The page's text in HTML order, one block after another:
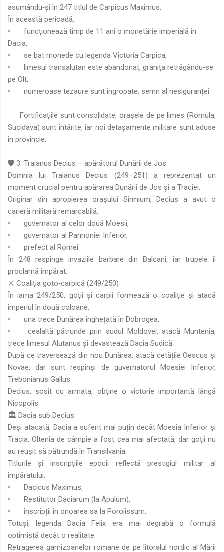
asumându‑și în 247 titlul de Carpicus Maximus.
În această perioadă:
•
funcționează timp de 11 ani o monetărie imperială în
Dacia,
•
se bat monede cu legenda Victoria Carpica,
•
limesul transalutan este abandonat, granița retrăgându‑se
pe Olt,
•
numeroase tezaure sunt îngropate, semn al nesiguranței.
Fortificațiile sunt consolidate, orașele de pe limes (Romula,
Sucidava) sunt întărite, iar noi detașamente militare sunt aduse
în provincie.
🛡️ 3. Traianus Decius – apărătorul Dunării de Jos
Domnia lui Traianus Decius (249–251) a reprezentat un
moment crucial pentru apărarea Dunării de Jos și a Traciei.
Originar din apropierea orașului Sirmium, Decius a avut o
carieră militară remarcabilă:
•
guvernator al celor două Moesii,
•
guvernator al Pannoniei Inferior,
•
prefect al Romei.
În 248 respinge invaziile barbare din Balcani, iar trupele îl
proclamă împărat.
⚔️ Coaliția goto‑carpică (249/250)
În iarna 249/250, goții și carpii formează o coaliție și atacă
imperiul în două coloane:
•
una trece Dunărea înghețată în Dobrogea,
•
cealaltă pătrunde prin sudul Moldovei, atacă Muntenia,
trece limesul Alutanus și devastează Dacia Sudică.
După ce traversează din nou Dunărea, atacă cetățile Oescus și
Novae, dar sunt respinși de guvernatorul Moesiei Inferior,
Trebonianus Gallus.
Decius, sosit cu armata, obține o victorie importantă lângă
Nicopolis.
🏛️ Dacia sub Decius
Deși atacată, Dacia a suferit mai puțin decât Moesia Inferior și
Tracia. Oltenia de câmpie a fost cea mai afectată, dar goții nu
au reușit să pătrundă în Transilvania.
Titlurile și inscripțiile epocii reflectă prestigiul militar al
împăratului:
•
Dacicus Maximus,
•
Restitutor Daciarum (la Apulum),
•
inscripții în onoarea sa la Porolissum.
Totuși, legenda Dacia Felix era mai degrabă o formulă
optimistă decât o realitate.
Retragerea garnizoanelor romane de pe litoralul nordic al Mării